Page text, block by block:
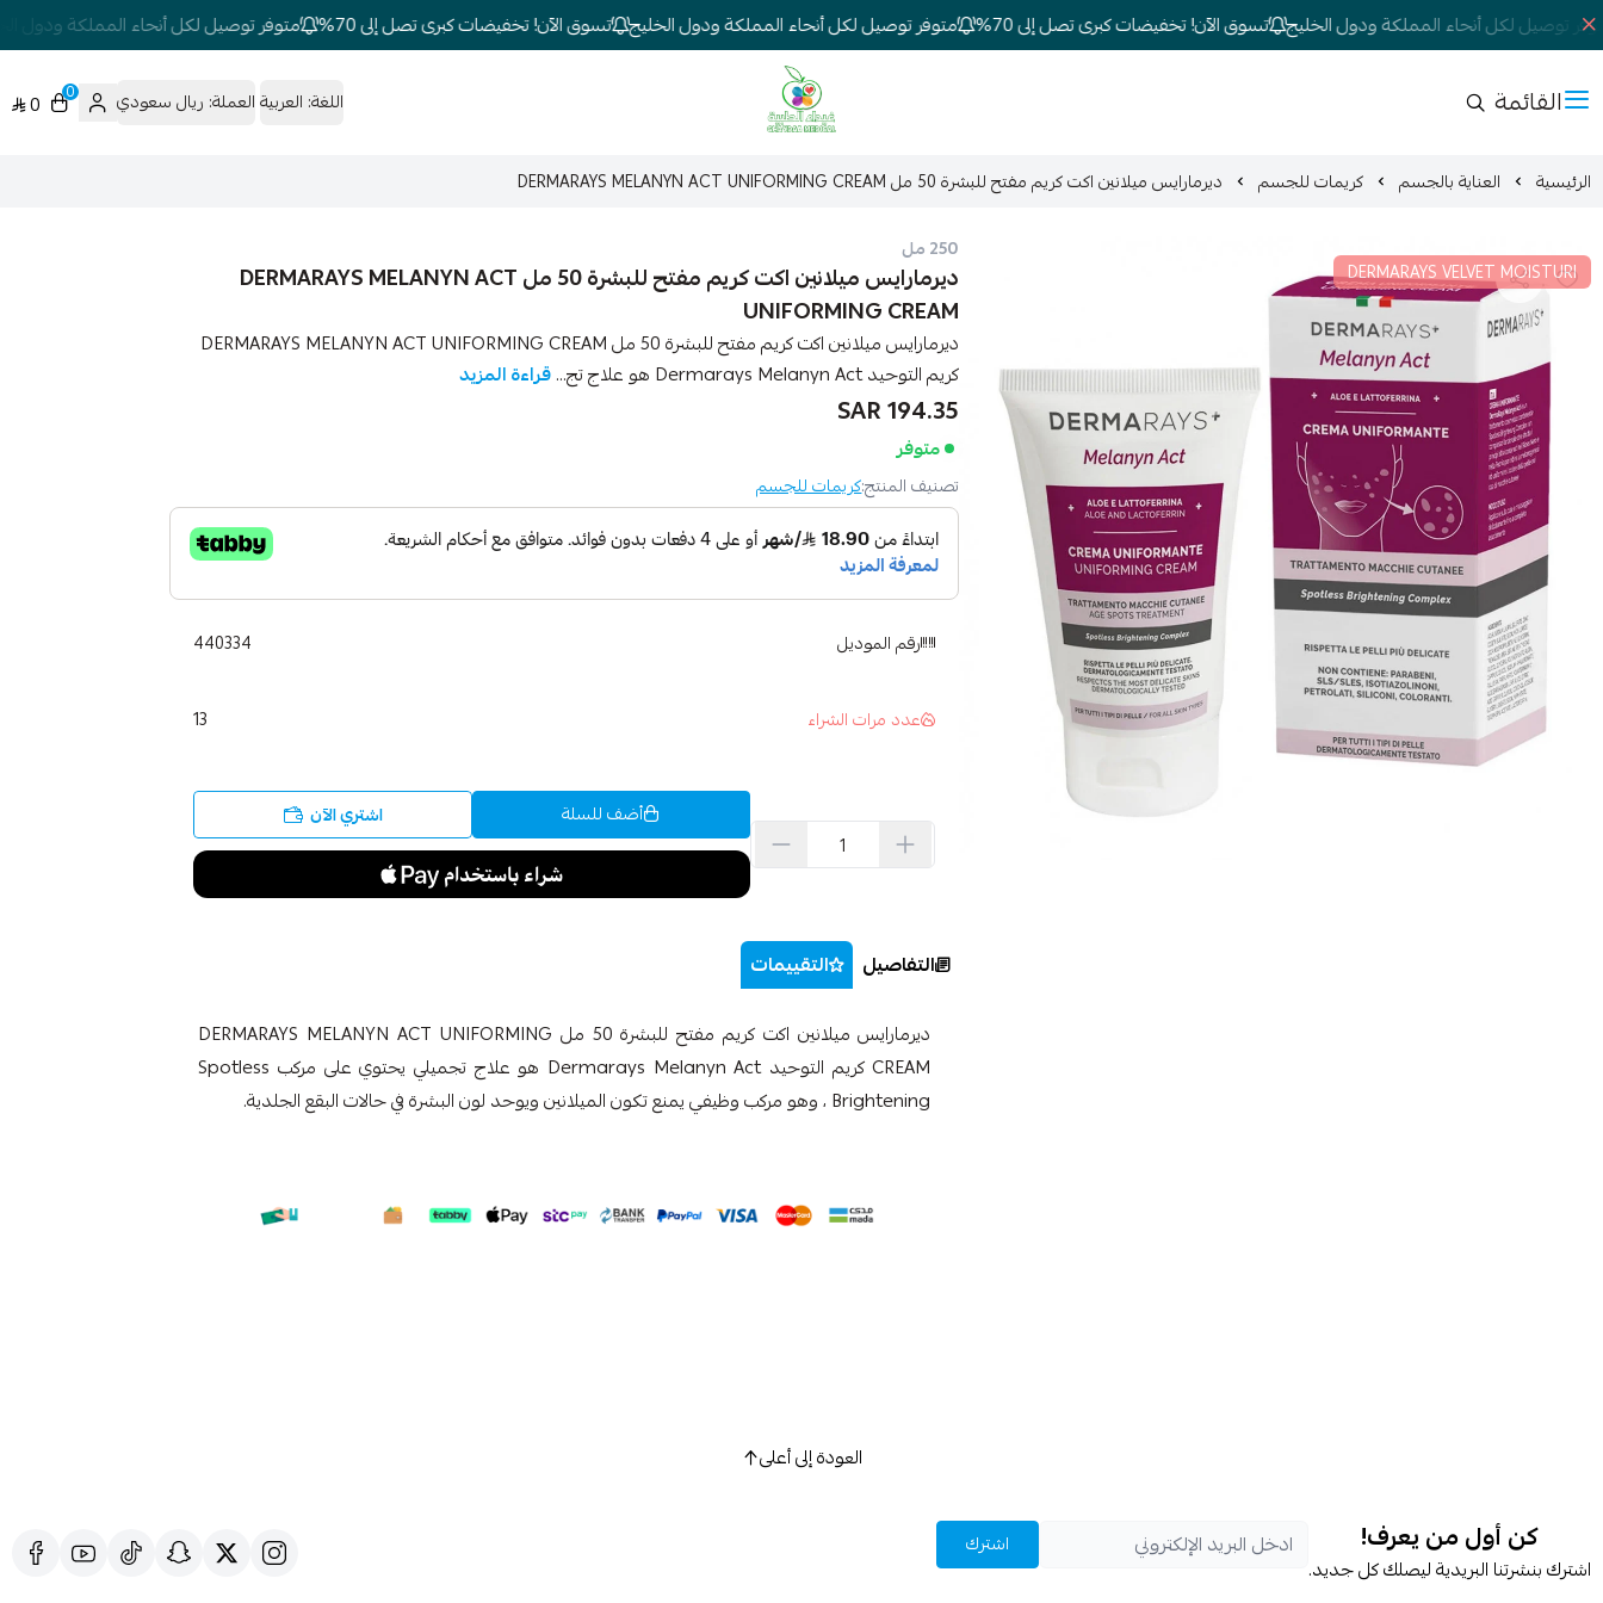
توصيل لكل أنحاء المملكة ودول الخليج تسوق الآن! تخفيضات كبرى تصل إلى 70% متوفر توصيل لكل أنحاء المملكة ودول الخليج تسوق الآن! تخفيضات كبرى تصل إلى 70% متوفر توصيل لكل أنحاء المملكة ودول
القائمة شركة غيداء المتطورة الطبية اللغة: العربيةالعملة: ريال سعودي 0
0
الرئيسية العناية بالجسم كريمات للجسم ديرمارايس ميلانين اكت كريم مفتح للبشرة 50 مل DERMARAYS MELANYN ACT UNIFORMING CREAM
DERMARAYS VELVET MOISTURI
250 مل
ديرمارايس ميلانين اكت كريم مفتح للبشرة 50 مل DERMARAYS MELANYN ACT
UNIFORMING CREAM
ديرمارايس ميلانين اكت كريم مفتح للبشرة 50 مل DERMARAYS MELANYN ACT UNIFORMING CREAM
كريم التوحيد Dermarays Melanyn Act هو علاج تج...
قراءة المزيد
194.35 SAR
متوفر
تصنيف المنتج:كريمات للجسم
رقم الموديل 440334
عدد مرات الشراء 13
أضف للسلة اشتري الآن
التفاصيل التقييمات
ديرمارايس ميلانين اكت كريم مفتح للبشرة 50 مل DERMARAYS MELANYN ACT UNIFORMING
CREAM كريم التوحيد Dermarays Melanyn Act هو علاج تجميلي يحتوي على مركب Spotless
Brightening ، وهو مركب وظيفي يمنع تكون الميلانين ويوحد لون البشرة في حالات البقع الجلدية.
العودة إلى أعلى
كن أول من يعرف!
اشترك بنشرتنا البريدية ليصلك كل جديد.
اشترك